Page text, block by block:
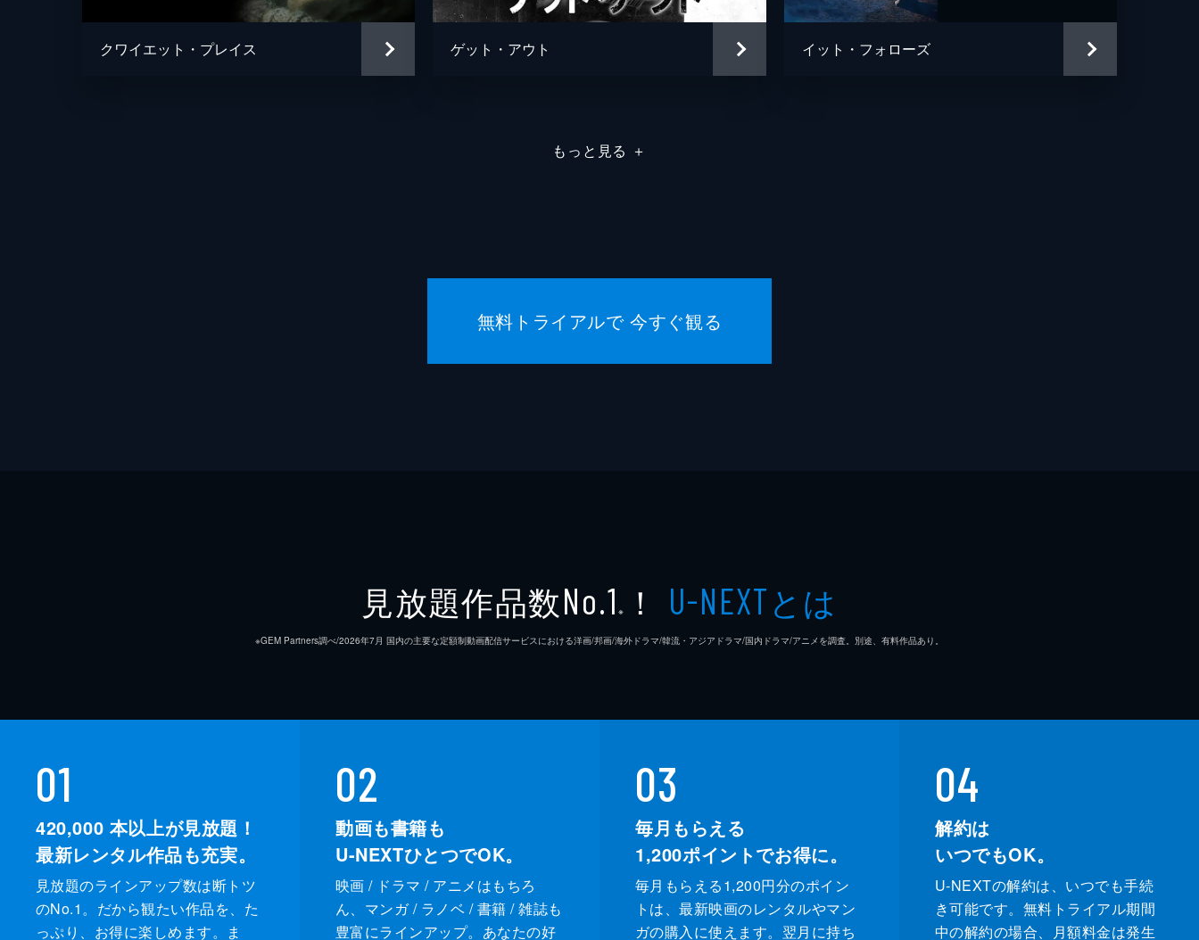
クワイエット・プレイス ゲット・アウト イット・フォローズ
もっと見る ＋
無料トライアルで 今すぐ観る
見放題作品数No.1 ※ ！ U-NEXTとは
※GEM Partners調べ/2026年7⽉ 国内の主要な定額制動画配信サービスにおける洋画/邦画/海外ドラマ/韓流・アジアドラマ/国内ドラマ/アニメを調査。別途、有料作品あり。
01
420,000 本以上が見放題！
最新レンタル作品も充実。
見放題のラインアップ数は断トツ
のNo.1。だから観たい作品を、た
っぷり、お得に楽しめます。ま
02
動画も書籍も
U-NEXTひとつでOK。
映画 / ドラマ / アニメはもちろ
ん、マンガ / ラノベ / 書籍 / 雑誌も
豊富にラインアップ。あなたの好
03
毎月もらえる
1,200ポイントでお得に。
毎月もらえる1,200円分のポイン
トは、最新映画のレンタルやマン
ガの購入に使えます。翌月に持ち
04
解約は
いつでもOK。
U-NEXTの解約は、いつでも手続
き可能です。無料トライアル期間
中の解約の場合、月額料金は発生